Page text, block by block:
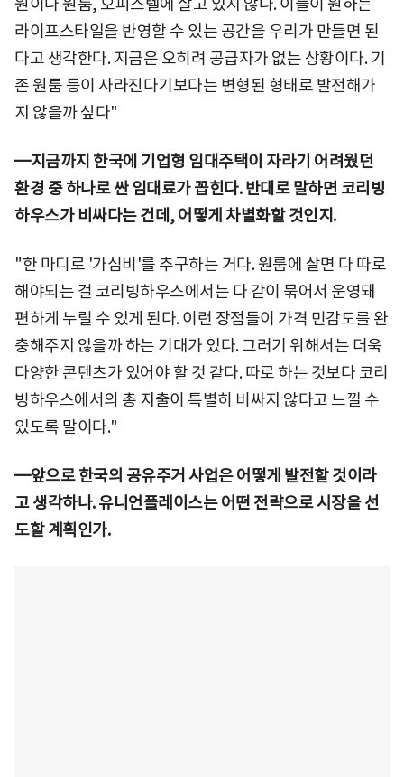
라이프스타일을 반영할 수 있는 공간을 우리가 만들면 된
다고 생각한다. 지금은 오히려 공급자가 없는 상황이다. 기
존 원룸 등이 사라진다기보다는 변형된 형태로 발전해가
지 않을까 싶다"
━지금까지 한국에 기업형 임대주택이 자라기 어려웠던
환경 중 하나로 싼 임대료가 꼽힌다. 반대로 말하면 코리빙
하우스가 비싸다는 건데, 어떻게 차별화할 것인지.
"한 마디로 '가심비'를 추구하는 거다. 원룸에 살면 다 따로
해야되는 걸 코리빙하우스에서는 다 같이 묶어서 운영돼
편하게 누릴 수 있게 된다. 이런 장점들이 가격 민감도를 완
충해주지 않을까 하는 기대가 있다. 그러기 위해서는 더욱
다양한 콘텐츠가 있어야 할 것 같다. 따로 하는 것보다 코리
빙하우스에서의 총 지출이 특별히 비싸지 않다고 느낄 수
있도록 말이다."
━앞으로 한국의 공유주거 사업은 어떻게 발전할 것이라
고 생각하나. 유니언플레이스는 어떤 전략으로 시장을 선
도할 계획인가.